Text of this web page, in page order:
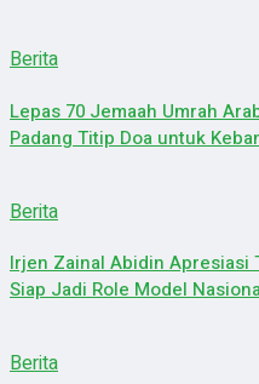
Berita
Lepas 70 Jemaah Umrah
Padang Titip Doa untuk
Berita
Irjen Zainal Abidin Apresiasi
Siap Jadi Role Model
Berita